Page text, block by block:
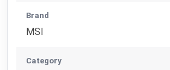
Brand
MSI
Category